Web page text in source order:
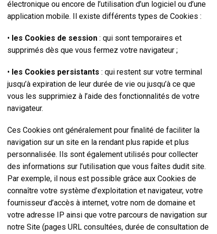
électronique ou encore de l’utilisation d’un logiciel ou d’une
application mobile. Il existe différents types de Cookies :
• les Cookies de session : qui sont temporaires et
supprimés dès que vous fermez votre navigateur ;
• les Cookies persistants : qui restent sur votre terminal
jusqu’à expiration de leur durée de vie ou jusqu’à ce que
vous les supprimiez à l’aide des fonctionnalités de votre
navigateur.
Ces Cookies ont généralement pour finalité de faciliter la
navigation sur un site en la rendant plus rapide et plus
personnalisée. Ils sont également utilisés pour collecter
des informations sur l’utilisation que vous faîtes dudit site.
Par exemple, il nous est possible grâce aux Cookies de
connaître votre système d’exploitation et navigateur, votre
fournisseur d’accès à internet, votre nom de domaine et
votre adresse IP ainsi que votre parcours de navigation sur
notre Site (pages URL consultées, durée de consultation de